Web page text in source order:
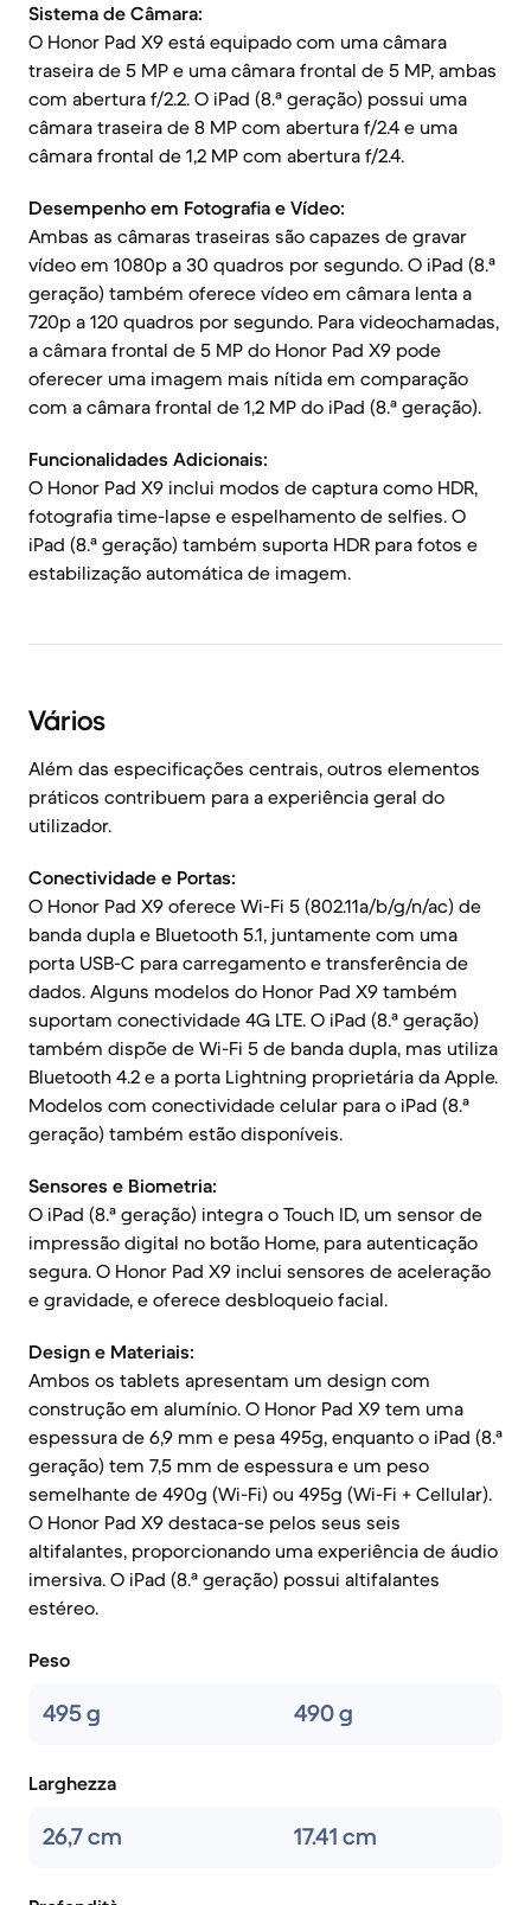
Sistema de Câmara:
O Honor Pad X9 está equipado com uma câmara
traseira de 5 MP e uma câmara frontal de 5 MP, ambas
com abertura f/2.2. O iPad (8.ª geração) possui uma
câmara traseira de 8 MP com abertura f/2.4 e uma
câmara frontal de 1,2 MP com abertura f/2.4.
Desempenho em Fotografia e Vídeo:
Ambas as câmaras traseiras são capazes de gravar
vídeo em 1080p a 30 quadros por segundo. O iPad (8.ª
geração) também oferece vídeo em câmara lenta a
720p a 120 quadros por segundo. Para videochamadas,
a câmara frontal de 5 MP do Honor Pad X9 pode
oferecer uma imagem mais nítida em comparação
com a câmara frontal de 1,2 MP do iPad (8.ª geração).
Funcionalidades Adicionais:
O Honor Pad X9 inclui modos de captura como HDR,
fotografia time-lapse e espelhamento de selfies. O
iPad (8.ª geração) também suporta HDR para fotos e
estabilização automática de imagem.
Vários
Além das especificações centrais, outros elementos
práticos contribuem para a experiência geral do
utilizador.
Conectividade e Portas:
O Honor Pad X9 oferece Wi-Fi 5 (802.11a/b/g/n/ac) de
banda dupla e Bluetooth 5.1, juntamente com uma
porta USB-C para carregamento e transferência de
dados. Alguns modelos do Honor Pad X9 também
suportam conectividade 4G LTE. O iPad (8.ª geração)
também dispõe de Wi-Fi 5 de banda dupla, mas utiliza
Bluetooth 4.2 e a porta Lightning proprietária da Apple.
Modelos com conectividade celular para o iPad (8.ª
geração) também estão disponíveis.
Sensores e Biometria:
O iPad (8.ª geração) integra o Touch ID, um sensor de
impressão digital no botão Home, para autenticação
segura. O Honor Pad X9 inclui sensores de aceleração
e gravidade, e oferece desbloqueio facial.
Design e Materiais:
Ambos os tablets apresentam um design com
construção em alumínio. O Honor Pad X9 tem uma
espessura de 6,9 mm e pesa 495g, enquanto o iPad (8.ª
geração) tem 7,5 mm de espessura e um peso
semelhante de 490g (Wi-Fi) ou 495g (Wi-Fi + Cellular).
O Honor Pad X9 destaca-se pelos seus seis
altifalantes, proporcionando uma experiência de áudio
imersiva. O iPad (8.ª geração) possui altifalantes
estéreo.
Peso
495 g 490 g
Larghezza
26,7 cm 17.41 cm